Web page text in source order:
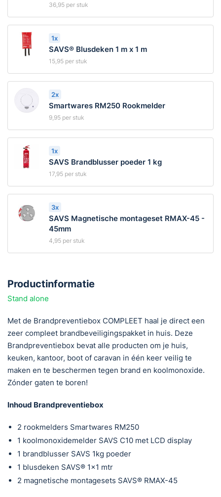
36,95 per stuk
1x
SAVS® Blusdeken 1 m x 1 m
15,95 per stuk
2x
Smartwares RM250 Rookmelder
9,95 per stuk
1x
SAVS Brandblusser poeder 1 kg
17,95 per stuk
3x
SAVS Magnetische montageset RMAX-45 -
45mm
4,95 per stuk
Productinformatie
Stand alone
Met de Brandpreventiebox COMPLEET haal je direct een
zeer compleet brandbeveiligingspakket in huis. Deze
Brandpreventiebox bevat alle producten om je huis,
keuken, kantoor, boot of caravan in één keer veilig te
maken en te beschermen tegen brand en koolmonoxide.
Zónder gaten te boren!
Inhoud Brandpreventiebox
2 rookmelders Smartwares RM250
1 koolmonoxidemelder SAVS C10 met LCD display
1 brandblusser SAVS 1kg poeder
1 blusdeken SAVS® 1×1 mtr
2 magnetische montagesets SAVS® RMAX-45